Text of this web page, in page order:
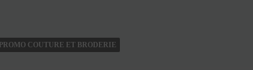
PROMO COUTURE ET BRODERIE